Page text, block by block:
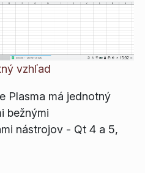
vzhľad
Plasma má jednotný
bežnými
nástrojov - Qt 4 a 5,